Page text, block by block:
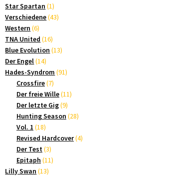
Star Spartan 11
Produkt
Verschiedene 4343
Western 66
Produkte
TNA United 1616
Produkte
Blue Evolution 1313
Der Engel 1414
Produkte
Hades-Syndrom 9191
Crossfire 77
Produkte
Der freie Wille 1111
Der letzte Gig 99
Produkte
Hunting Season 2828
Vol. 1 1818
Produkte
Revised Hardcover 44
Der Test 33
Produkte
Epitaph 1111
Lilly Swan 1313